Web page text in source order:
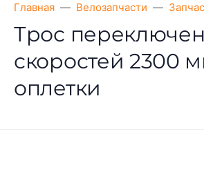
Главная Велозапчасти
Трос
скоростей 2300
оплетки